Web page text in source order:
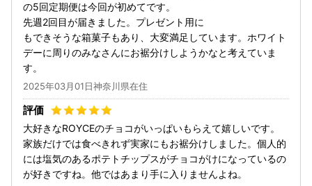
の5回定期便は今回が初めてです。
先週2回目が届きました。プレゼント用に
もできそうな箱菓子もあり、大変満足しています。ホワイト
デーに周りのみなさんにお裾分けしようかなと考えていま
す。
2025年03月01日神奈川県在住
大好きなROYCEのチョコがいっぱいもらえて嬉しいです。
家族だけでは食べきれず実家にもお裾分けしました。個人的
には塩気のあるポテトチップスがチョコがけになっているの
が好きですね。他ではあまり手に入りませんよね。